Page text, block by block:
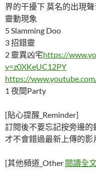
界的干擾下 莫名的出現
靈動現象
5 Slamming Doo
3 招錯靈
2 靈異凶宅https://
v=z0XKeUC12PY
https://
1 夜間Party
[貼心提醒_Reminder]
訂閱後不要忘記按旁邊的
才不會錯過最新上傳的影
[其他頻道_Other 閱讀全